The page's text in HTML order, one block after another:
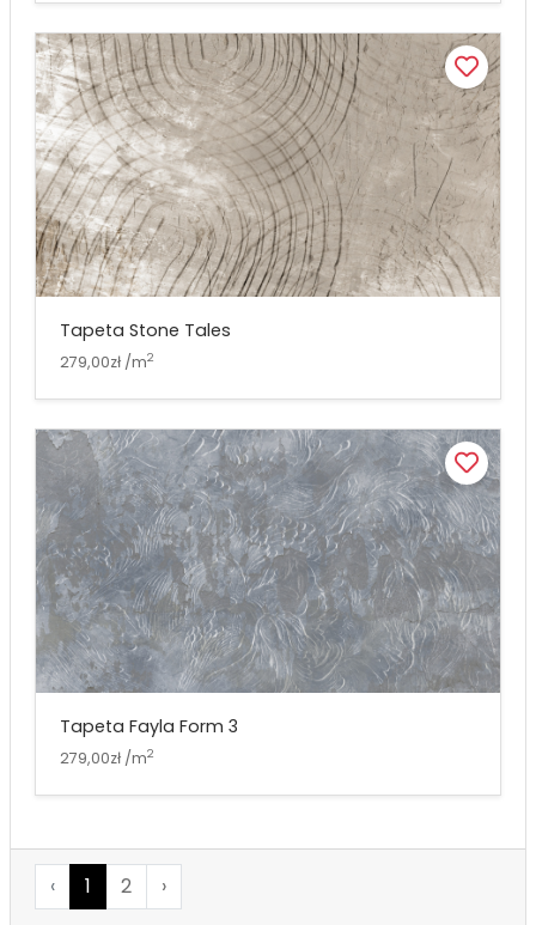
Tapeta Stone Tales
279,00zł /m2
Tapeta Fayla Form 3
279,00zł /m2
‹ 1 2 ›